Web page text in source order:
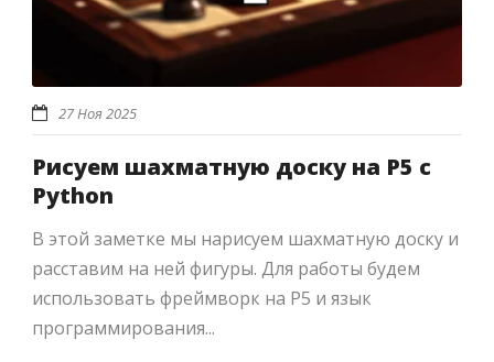
27 Ноя 2025
Рисуем шахматную доску на P5 с
Python
В этой заметке мы нарисуем шахматную доску и
расставим на ней фигуры. Для работы будем
использовать фреймворк на P5 и язык
программирования...